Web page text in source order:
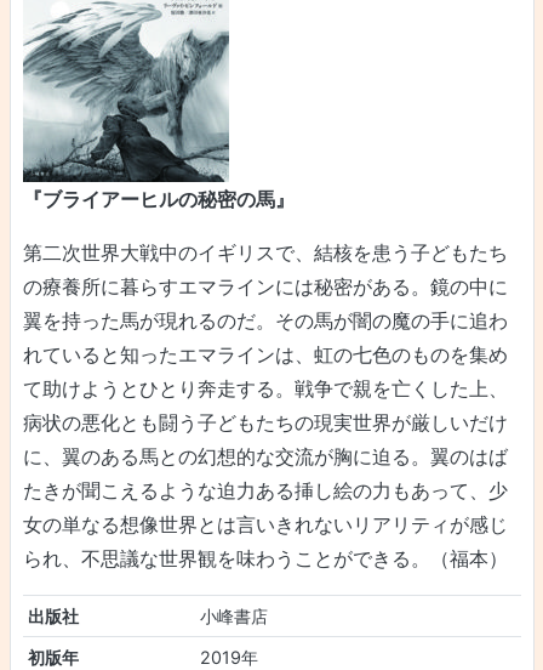
『ブライアーヒルの秘密の馬』
第二次世界大戦中のイギリスで、結核を患う子どもたち
の療養所に暮らすエマラインには秘密がある。鏡の中に
翼を持った馬が現れるのだ。その馬が闇の魔の手に追わ
れていると知ったエマラインは、虹の七色のものを集め
て助けようとひとり奔走する。戦争で親を亡くした上、
病状の悪化とも闘う子どもたちの現実世界が厳しいだけ
に、翼のある馬との幻想的な交流が胸に迫る。翼のはば
たきが聞こえるような迫力ある挿し絵の力もあって、少
女の単なる想像世界とは言いきれないリアリティが感じ
られ、不思議な世界観を味わうことができる。（福本）
出版社
小峰書店
初版年
2019年